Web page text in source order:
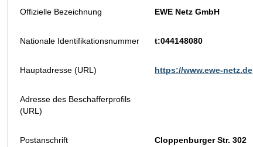
Offizielle Bezeichnung EWE Netz GmbH
Nationale Identifikationsnummer t:044148080
Hauptadresse (URL) https://www.ewe-netz.de
Adresse des Beschafferprofils
(URL)
Postanschrift Cloppenburger Str. 302